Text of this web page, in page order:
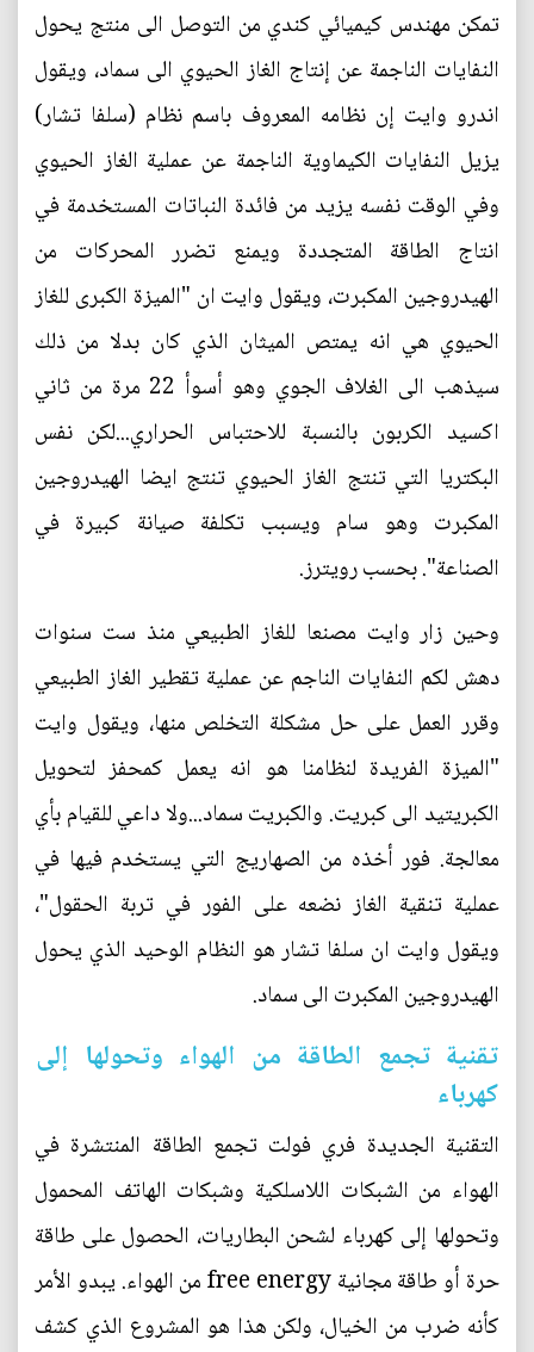
تمكن مهندس كيميائي كندي من التوصل الى منتج يحول
النفايات الناجمة عن إنتاج الغاز الحيوي الى سماد، ويقول
اندرو وايت إن نظامه المعروف باسم نظام (سلفا تشار)
يزيل النفايات الكيماوية الناجمة عن عملية الغاز الحيوي
وفي الوقت نفسه يزيد من فائدة النباتات المستخدمة في
انتاج الطاقة المتجددة ويمنع تضرر المحركات من
الهيدروجين المكبرت، ويقول وايت ان "الميزة الكبرى للغاز
الحيوي هي انه يمتص الميثان الذي كان بدلا من ذلك
سيذهب الى الغلاف الجوي وهو أسوأ 22 مرة من ثاني
اكسيد الكربون بالنسبة للاحتباس الحراري...لكن نفس
البكتريا التي تنتج الغاز الحيوي تنتج ايضا الهيدروجين
المكبرت وهو سام ويسبب تكلفة صيانة كبيرة في
الصناعة". بحسب رويترز.
وحين زار وايت مصنعا للغاز الطبيعي منذ ست سنوات
دهش لكم النفايات الناجم عن عملية تقطير الغاز الطبيعي
وقرر العمل على حل مشكلة التخلص منها، ويقول وايت
"الميزة الفريدة لنظامنا هو انه يعمل كمحفز لتحويل
الكبريتيد الى كبريت. والكبريت سماد...ولا داعي للقيام بأي
معالجة. فور أخذه من الصهاريج التي يستخدم فيها في
عملية تنقية الغاز نضعه على الفور في تربة الحقول"،
ويقول وايت ان سلفا تشار هو النظام الوحيد الذي يحول
الهيدروجين المكبرت الى سماد.
تقنية تجمع الطاقة من الهواء وتحولها إلى
كهرباء
التقنية الجديدة فري فولت تجمع الطاقة المنتشرة في
الهواء من الشبكات اللاسلكية وشبكات الهاتف المحمول
وتحولها إلى كهرباء لشحن البطاريات، الحصول على طاقة
حرة أو طاقة مجانية free energy من الهواء. يبدو الأمر
كأنه ضرب من الخيال، ولكن هذا هو المشروع الذي كشف